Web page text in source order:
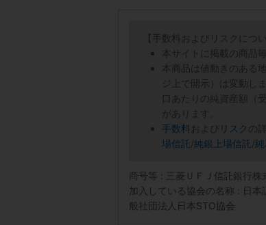
【手数料およびリスクについ
本サイトに掲載の商品
本商品は値動きのある
ジ上で開示）は変動し
口あたりの純資産額（
があります。
手数料 および リスク の
場信託 /純銀上場信託 /
商号等 : 三菱ＵＦＪ信託銀行
加入している協会の名称 : 日
般社団法人日本STO協会